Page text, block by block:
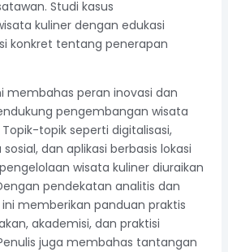
Studi kasus
kuliner dengan edukasi
konkret tentang penerapan
membahas peran inovasi dan
pengembangan wisata
topik seperti digitalisasi,
dan aplikasi berbasis lokasi
wisata kuliner diuraikan
pendekatan analitis dan
memberikan panduan praktis
akademisi, dan praktisi
juga membahas tantangan